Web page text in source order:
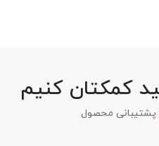
کمکتان کنیم
پشتیبانی محصول